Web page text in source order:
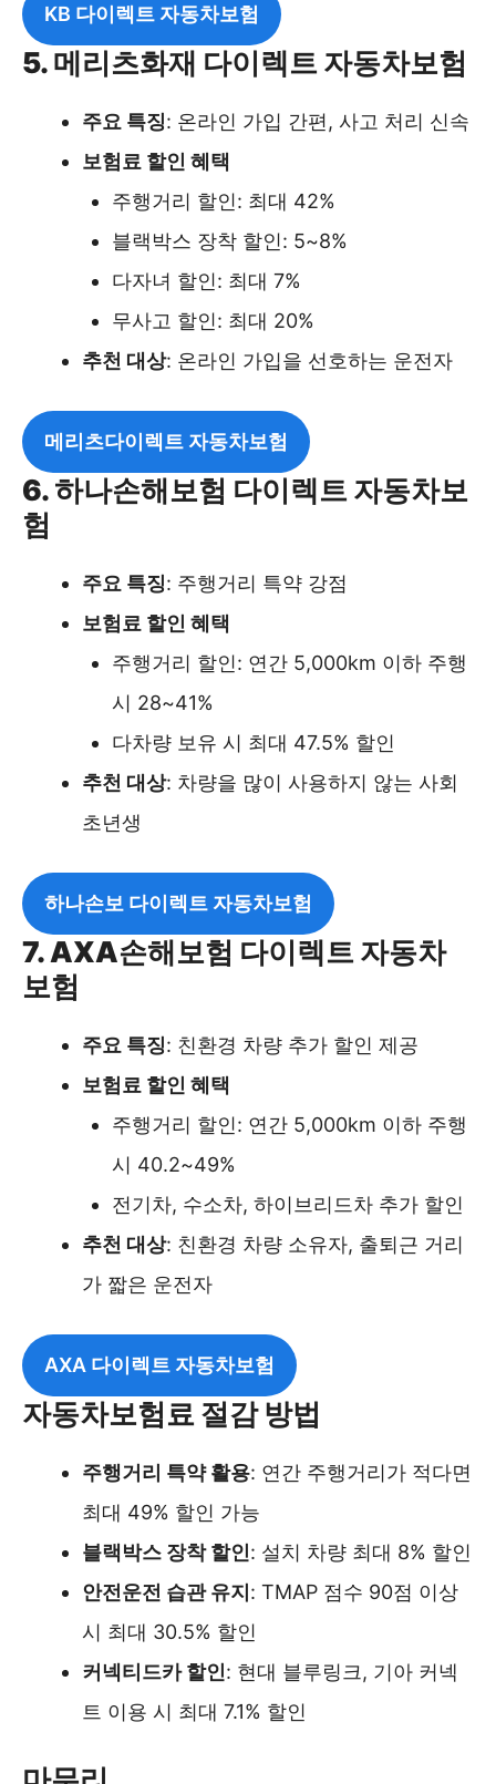
KB 다이렉트 자동차보험
5. 메리츠화재 다이렉트 자동차보험
주요 특징: 온라인 가입 간편, 사고 처리 신속
보험료 할인 혜택
주행거리 할인: 최대 42%
블랙박스 장착 할인: 5~8%
다자녀 할인: 최대 7%
무사고 할인: 최대 20%
추천 대상: 온라인 가입을 선호하는 운전자
메리츠다이렉트 자동차보험
6. 하나손해보험 다이렉트 자동차보
험
주요 특징: 주행거리 특약 강점
보험료 할인 혜택
주행거리 할인: 연간 5,000km 이하 주행
시 28~41%
다차량 보유 시 최대 47.5% 할인
추천 대상: 차량을 많이 사용하지 않는 사회
초년생
하나손보 다이렉트 자동차보험
7. AXA손해보험 다이렉트 자동차
보험
주요 특징: 친환경 차량 추가 할인 제공
보험료 할인 혜택
주행거리 할인: 연간 5,000km 이하 주행
시 40.2~49%
전기차, 수소차, 하이브리드차 추가 할인
추천 대상: 친환경 차량 소유자, 출퇴근 거리
가 짧은 운전자
AXA 다이렉트 자동차보험
자동차보험료 절감 방법
주행거리 특약 활용: 연간 주행거리가 적다면
최대 49% 할인 가능
블랙박스 장착 할인: 설치 차량 최대 8% 할인
안전운전 습관 유지 : TMAP 점수 90점 이상
시 최대 30.5% 할인
커넥티드카 할인: 현대 블루링크, 기아 커넥
트 이용 시 최대 7.1% 할인